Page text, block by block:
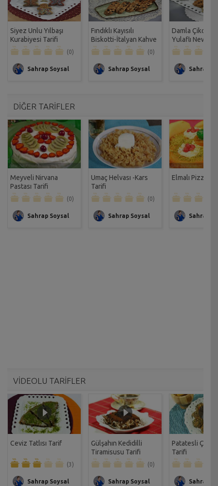
Siyez Unlu Yılbaşı
Kurabiyesi Tarifi
(0)
Sahrap Soysal
Fındıklı Kayısılı
Biskotti-İtalyan Kahve
Kurabiyesi Tarifi
(0)
Sahrap Soysal
Damla
Yulaflı New
Kurabiyesi
Sahrap
DİĞER TARİFLER
Meyveli Nirvana
Pastası Tarifi
(0)
Sahrap Soysal
Umaç Helvası -Kars
Tarifi
(0)
Sahrap Soysal
Elmalı Pizza
Sahrap
VİDEOLU TARİFLER
Ceviz Tatlısı Tarif
(3)
Sahrap Soysal
Gülşahın Kedidilli
Tiramisusu Tarifi
(0)
Sahrap Soysal
Patatesli Çıtır
Tarifi
Sahrap